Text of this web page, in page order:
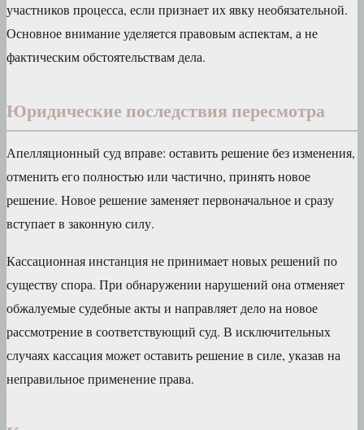
участников процесса, если признает их явку необязательной.
Основное внимание уделяется правовым аспектам, а не
фактическим обстоятельствам дела.
Юридические последствия пересмотра
Апелляционный суд вправе: оставить решение без изменения,
отменить его полностью или частично, принять новое
решение. Новое решение заменяет первоначальное и сразу
вступает в законную силу.
Кассационная инстанция не принимает новых решений по
существу спора. При обнаружении нарушений она отменяет
обжалуемые судебные акты и направляет дело на новое
рассмотрение в соответствующий суд. В исключительных
случаях кассация может оставить решение в силе, указав на
неправильное применение права.